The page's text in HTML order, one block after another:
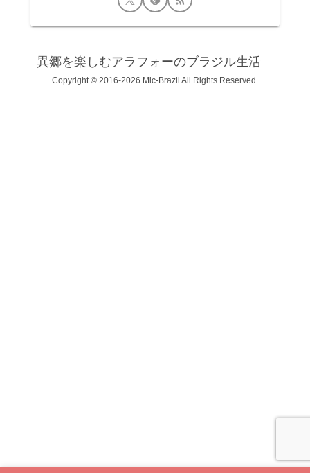
異郷を楽しむアラフォーのブラジル生活
Copyright © 2016-2026 Mic-Brazil All Rights Reserved.